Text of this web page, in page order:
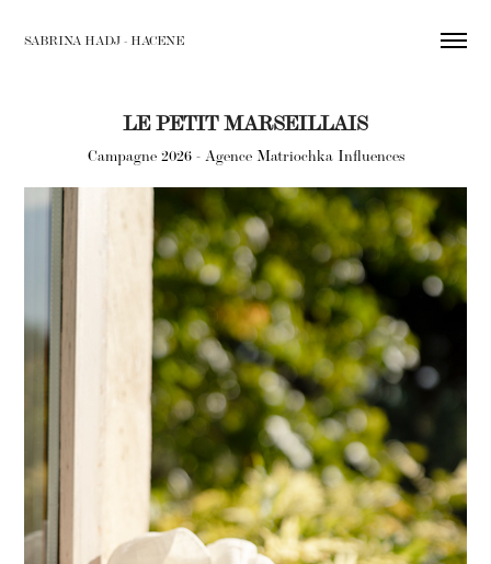
SABRINA HADJ - HACENE
LE PETIT MARSEILLAIS
Campagne 2026 - Agence Matriochka Influences